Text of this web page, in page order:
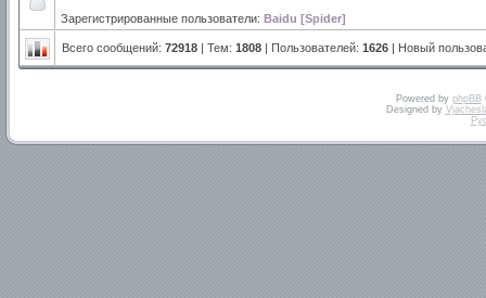
Зарегистрированные пользователи: Baidu [Spider]
Всего сообщений: 72918 | Тем: 1808 | Пользователей: 1626 | Новый
Powered by phpBB
Designed by